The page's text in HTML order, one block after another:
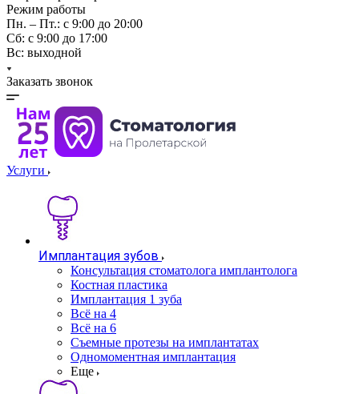
Режим работы
Пн. – Пт.: с 9:00 до 20:00
Cб: с 9:00 до 17:00
Вс: выходной
Заказать звонок
Услуги
Имплантация зубов
Консультация стоматолога имплантолога
Костная пластика
Имплантация 1 зуба
Всё на 4
Всё на 6
Съемные протезы на имплантатах
Одномоментная имплантация
Еще